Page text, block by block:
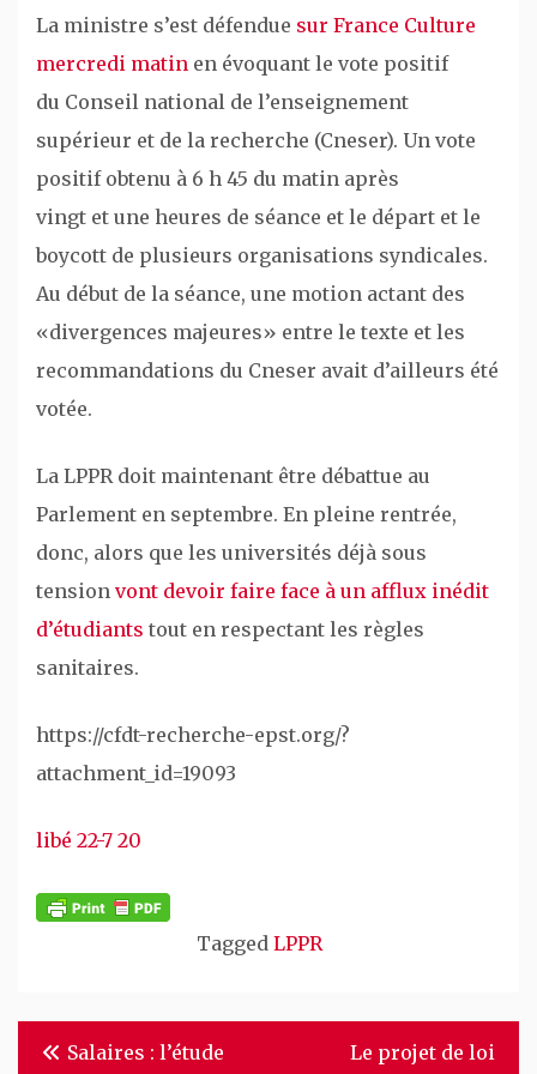
La ministre s’est défendue sur France Culture
mercredi matin en évoquant le vote positif
du Conseil national de l’enseignement
supérieur et de la recherche (Cneser). Un vote
positif obtenu à 6 h 45 du matin après
vingt et une heures de séance et le départ et le
boycott de plusieurs organisations syndicales.
Au début de la séance, une motion actant des
«divergences majeures» entre le texte et les
recommandations du Cneser avait d’ailleurs été
votée.
La LPPR doit maintenant être débattue au
Parlement en septembre. En pleine rentrée,
donc, alors que les universités déjà sous
tension vont devoir faire face à un afflux inédit
d’étudiants tout en respectant les règles
sanitaires.
https://cfdt-recherche-epst.org/?
attachment_id=19093
libé 22-7 20
Tagged LPPR
Navigation
Salaires : l’étude Le projet de loi